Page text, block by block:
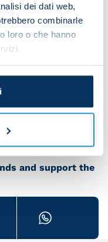
dei dati web,
combinarle
loro o che hanno
the pitch.
Mathias
and support the